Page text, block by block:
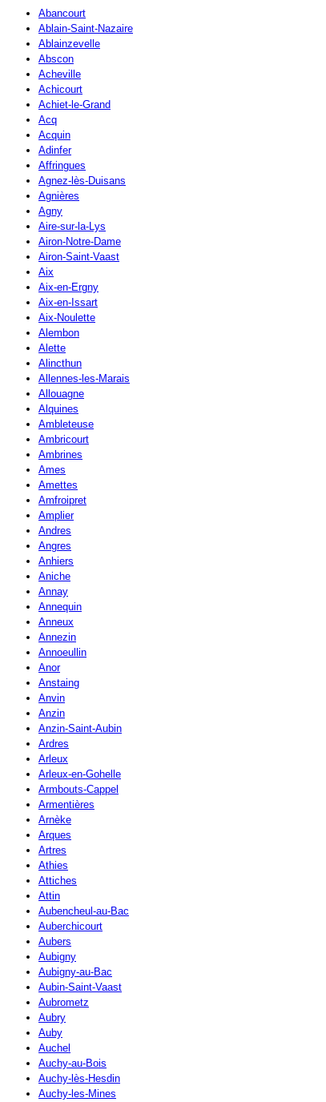
Abancourt
Ablain-Saint-Nazaire
Ablainzevelle
Abscon
Acheville
Achicourt
Achiet-le-Grand
Acq
Acquin
Adinfer
Affringues
Agnez-lès-Duisans
Agnières
Agny
Aire-sur-la-Lys
Airon-Notre-Dame
Airon-Saint-Vaast
Aix
Aix-en-Ergny
Aix-en-Issart
Aix-Noulette
Alembon
Alette
Alincthun
Allennes-les-Marais
Allouagne
Alquines
Ambleteuse
Ambricourt
Ambrines
Ames
Amettes
Amfroipret
Amplier
Andres
Angres
Anhiers
Aniche
Annay
Annequin
Anneux
Annezin
Annoeullin
Anor
Anstaing
Anvin
Anzin
Anzin-Saint-Aubin
Ardres
Arleux
Arleux-en-Gohelle
Armbouts-Cappel
Armentières
Arnèke
Arques
Artres
Athies
Attiches
Attin
Aubencheul-au-Bac
Auberchicourt
Aubers
Aubigny
Aubigny-au-Bac
Aubin-Saint-Vaast
Aubrometz
Aubry
Auby
Auchel
Auchy-au-Bois
Auchy-lès-Hesdin
Auchy-les-Mines